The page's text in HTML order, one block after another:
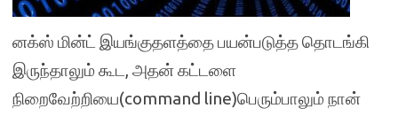
னக்ஸ் மின்ட் இயங்குதளத்தை பயன்படுத்த தொடங்கி
இருந்தாலும் கூட, அதன் கட்டளை
நிறைவேற்றியை(command line)பெரும்பாலும் நான்